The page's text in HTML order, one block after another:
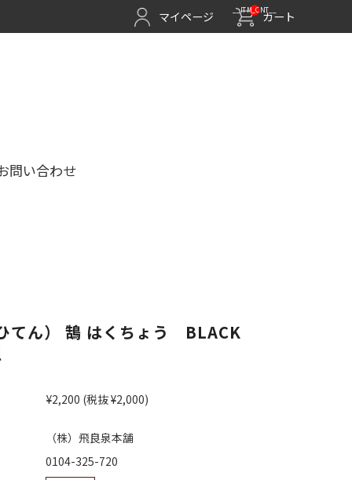
マイページ __ITM_CNT__カート
問い合わせ
てん） 鵠 はくちょう BLACK
¥2,200 (税抜 ¥2,000)
（株）飛良泉本舗
0104-325-720